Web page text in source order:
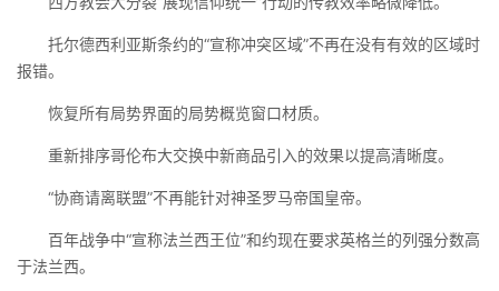
托尔德西利亚斯条约的“宣称冲突区域”不再在没有有效的区域时
报错。
恢复所有局势界面的局势概览窗口材质。
重新排序哥伦布大交换中新商品引入的效果以提高清晰度。
“协商请离联盟”不再能针对神圣罗马帝国皇帝。
百年战争中“宣称法兰西王位”和约现在要求英格兰的列强分数高
于法兰西。